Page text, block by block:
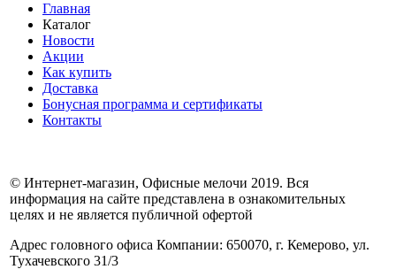
Главная
Каталог
Новости
Акции
Как купить
Доставка
Бонусная программа и сертификаты
Контакты
© Интернет-магазин, Офисные мелочи 2019. Вся
информация на сайте представлена в ознакомительных
целях и не является публичной офертой
Адрес головного офиса Компании: 650070, г. Кемерово, ул.
Тухачевского 31/3